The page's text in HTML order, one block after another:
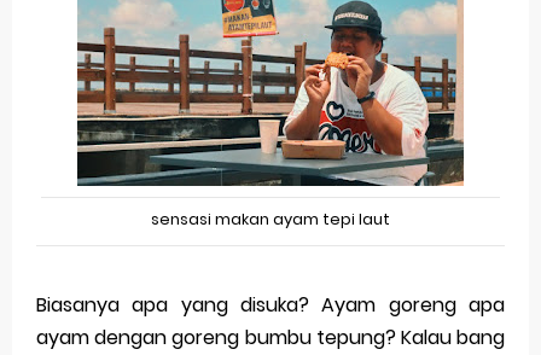
Multinational Trademarks
Review Oppo Reno 15 Pro: Smartphone Premium
dengan Kamera 200MP dan Baterai Tahan Lama
Review Vivo V70 FE: Smartphone Fan Edition dengan
Fitur Flagship Harga Lebih Bersahabat
Review Vivo V70: Smartphone Stylish dengan
Performa Seimbang di Kelasnya
sensasi makan ayam tepi laut
Biasanya apa yang disuka? Ayam goreng apa
ayam dengan goreng bumbu tepung? Kalau bang